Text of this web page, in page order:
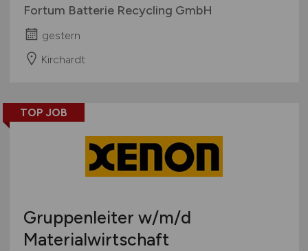
Fortum Batterie Recycling GmbH
gestern
Kirchardt
TOP JOB
Gruppenleiter w/m/d
Materialwirtschaft